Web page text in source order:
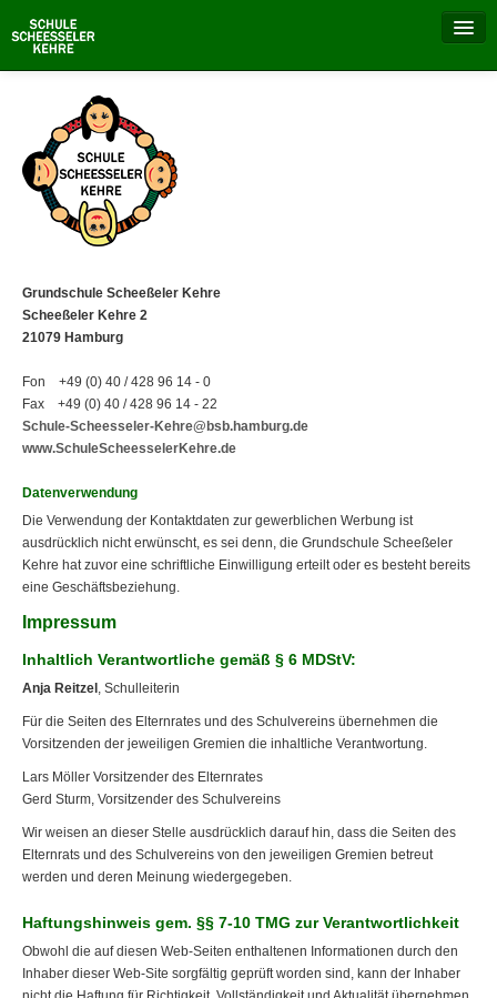
Unsere Schule
Schulalltag
Schulverein
Grundschule Scheeßeler Kehre
Scheeßeler Kehre 2
21079 Hamburg
Fon +49 (0) 40 / 428 96 14 - 0
Fax +49 (0) 40 / 428 96 14 - 22
Schule-Scheesseler-Kehre@bsb.hamburg.de
www.SchuleScheesselerKehre.de
Datenverwendung
Die Verwendung der Kontaktdaten zur gewerblichen Werbung ist
ausdrücklich nicht erwünscht, es sei denn, die Grundschule Scheeßeler
Kehre hat zuvor eine schriftliche Einwilligung erteilt oder es besteht bereits
eine Geschäftsbeziehung.
Impressum
Inhaltlich Verantwortliche gemäß § 6 MDStV:
Anja Reitzel , Schulleiterin
Für die Seiten des Elternrates und des Schulvereins übernehmen die
Vorsitzenden der jeweiligen Gremien die inhaltliche Verantwortung.
Lars Möller Vorsitzender des Elternrates
Gerd Sturm, Vorsitzender des Schulvereins
Wir weisen an dieser Stelle ausdrücklich darauf hin, dass die Seiten des
Elternrats und des Schulvereins von den jeweiligen Gremien betreut
werden und deren Meinung wiedergegeben.
Haftungshinweis gem. §§ 7-10 TMG zur Verantwortlichkeit
Obwohl die auf diesen Web-Seiten enthaltenen Informationen durch den
Inhaber dieser Web-Site sorgfältig geprüft worden sind, kann der Inhaber